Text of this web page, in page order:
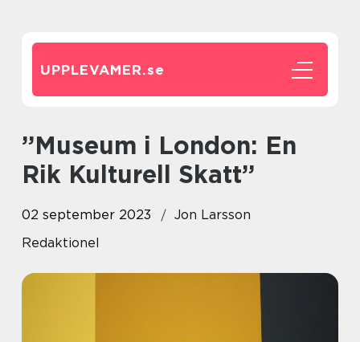
UPPLEVAMER.se
”Museum i London: En
Rik Kulturell Skatt”
02 september 2023
Jon Larsson
Redaktionel